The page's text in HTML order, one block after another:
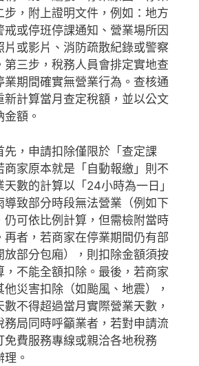
步，附上證明文件，例如：地方
或停班停課通知、營業場所因
片或影片、消防疏散紀錄或警察
第三步，稅務人員會排定實地查
業期間確實無營業行為。查核通
新計算當月查定稅額，並以公文
額。
先，申請扣除僅限於「查定課
商家原本就是「自動報繳」則不
數的計算以「24小時為一日」
導致部分時段無法營業（例如下
仍可依比例計算，但需檢附當時
再者，若商家在停業期間仍有部
放部分包廂），則扣除金額須按
，不能全額扣除。最後，若商家
災害扣除（如颱風、地震），
不得超過當月實際營業天數，
務局同時呼籲業者，若對申請流
免費服務專線或親洽各地稅務
。